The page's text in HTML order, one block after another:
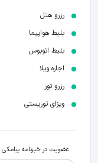
رزرو هتل
بلیط هواپیما
بلیط اتوبوس
اجاره ویلا
رزرو تور
ویزای توریستی
عضویت در خبرنامه پیامکی